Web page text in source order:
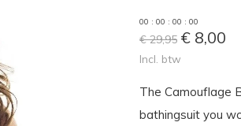
00 : 00 : 00 : 00
€ 29,95 € 8,00
Incl. btw
The Camouflage
bathingsuit you